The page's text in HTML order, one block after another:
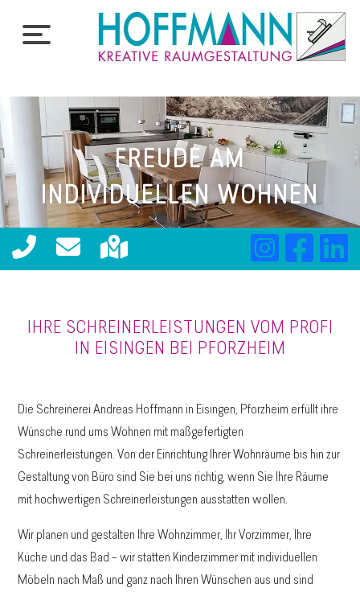
FREUDE AM
INDIVIDUELLEN WOHNEN
IHRE SCHREINERLEISTUNGEN VOM PROFI
IN EISINGEN BEI PFORZHEIM
Die Schreinerei Andreas Hoffmann in Eisingen, Pforzheim erfüllt ihre
Wünsche rund ums Wohnen mit maßgefertigten
Schreinerleistungen. Von der Einrichtung Ihrer Wohnräume bis hin zur
Gestaltung von Büro sind Sie bei uns richtig, wenn Sie Ihre Räume
mit hochwertigen Schreinerleistungen ausstatten wollen.
Wir planen und gestalten Ihre Wohnzimmer, Ihr Vorzimmer, Ihre
Küche und das Bad – wir statten Kinderzimmer mit individuellen
Möbeln nach Maß und ganz nach Ihren Wünschen aus und sind